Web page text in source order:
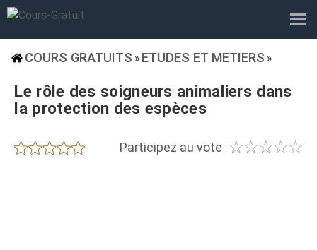
COURS GRATUITS » ETUDES ET METIERS »
Le rôle des soigneurs animaliers dans
la protection des espèces
Participez au vote ☆☆☆☆☆
★★★★★